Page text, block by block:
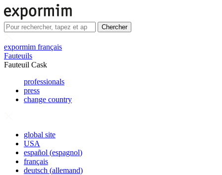
Chercher
expormim français
Fauteuils
Fauteuil Cask
professionals
press
change country
global site
USA
español (espagnol)
français
deutsch (allemand)